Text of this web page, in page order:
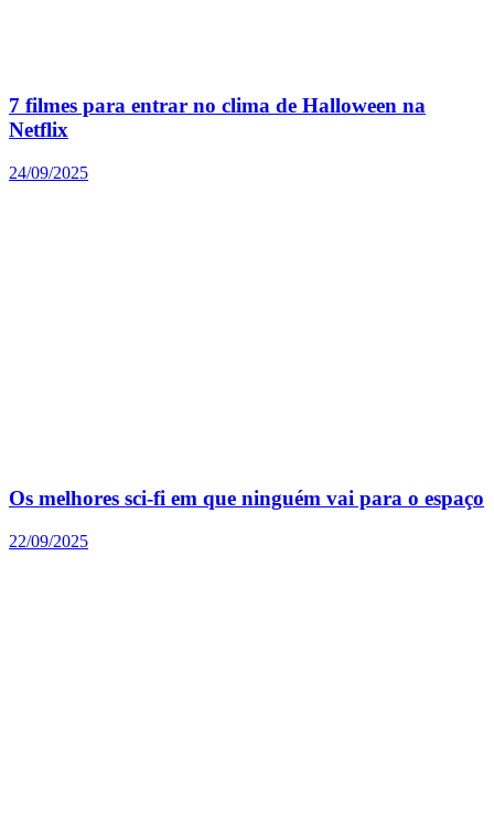
7 filmes para entrar no clima de Halloween na
Netflix
24/09/2025
Os melhores sci-fi em que ninguém vai para o espaço
22/09/2025